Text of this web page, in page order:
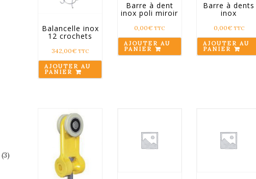
Balancelle inox
12 crochets
342,00€ TTC
AJOUTER AU
PANIER
Barre à dent
inox poli miroir
0,00€ TTC
AJOUTER AU
PANIER
Barre à dents
inox
0,00€ TTC
AJOUTER AU
PANIER
(3)